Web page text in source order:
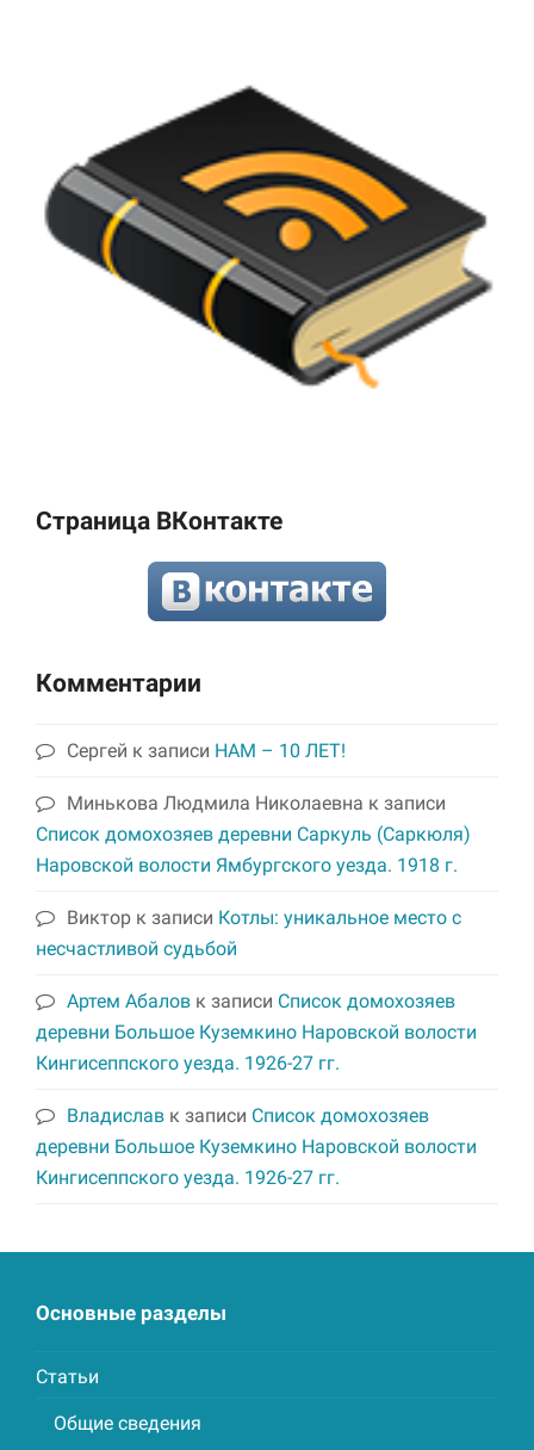
Страница ВКонтакте
Комментарии
Сергей к записи НАМ – 10 ЛЕТ!
Минькова Людмила Николаевна к записи
Список домохозяев деревни Саркуль (Саркюля)
Наровской волости Ямбургского уезда. 1918 г.
Виктор к записи Котлы: уникальное место с
несчастливой судьбой
Артем Абалов к записи Список домохозяев
деревни Большое Куземкино Наровской волости
Кингисеппского уезда. 1926-27 гг.
Владислав к записи Список домохозяев
деревни Большое Куземкино Наровской волости
Кингисеппского уезда. 1926-27 гг.
Основные разделы
Статьи
Общие сведения